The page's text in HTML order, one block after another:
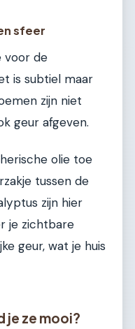
sfeer
voor de
is subtiel maar
zijn niet
geur afgeven.
olie toe
tussen de
zijn hier
je zichtbare
geur, wat je huis
je ze mooi?